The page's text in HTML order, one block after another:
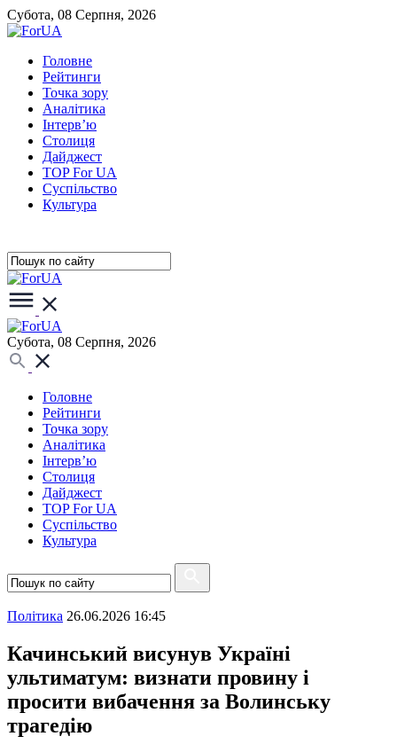
Субота, 08 Серпня, 2026
Головне
Рейтинги
Точка зору
Аналітика
Інтерв’ю
Столиця
Дайджест
TOP For UA
Суспiльство
Культура
Субота, 08 Серпня, 2026
Головне
Рейтинги
Точка зору
Аналітика
Інтерв’ю
Столиця
Дайджест
TOP For UA
Суспiльство
Культура
Полiтика 26.06.2026 16:45
Качинський висунув Україні
ультиматум: визнати провину і
просити вибачення за Волинську
трагедію